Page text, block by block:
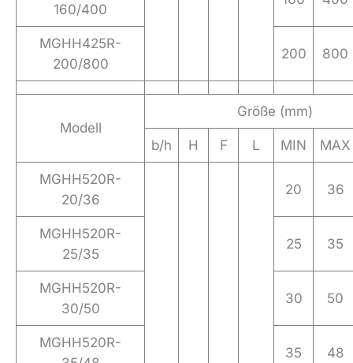
160/400
MGHH425R-
200/800
200 800
Modell
Größe (mm)
b/h H F L MIN MAX
MGHH520R-
20/36
20 36
MGHH520R-
25/35
25 35
MGHH520R-
30/50
30 50
MGHH520R-
35 48